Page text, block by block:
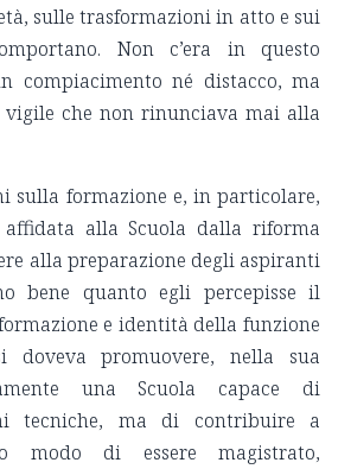
sulle trasformazioni in atto e sui
Non c’era in questo
compiacimento né distacco, ma
vigile che non rinunciava mai alla
sulla formazione e, in particolare,
affidata alla Scuola dalla riforma
alla preparazione degli aspiranti
bene quanto egli percepisse il
e identità della funzione
doveva promuovere, nella sua
una Scuola capace di
tecniche, ma di contribuire a
modo di essere magistrato,